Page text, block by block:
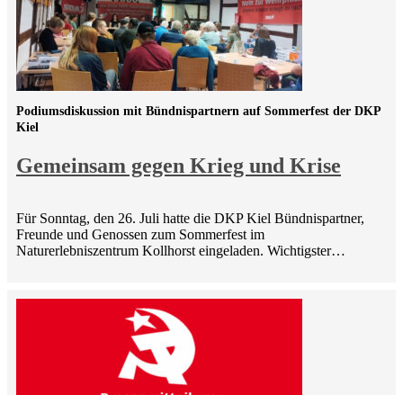
Gemeinsam gegen Krieg und Krise
Podiumsdiskussion mit Bündnispartnern auf Sommerfest der DKP
Kiel
Für Sonntag, den 26. Juli hatte die DKP Kiel Bündnispartner,
Freunde und Genossen zum Sommerfest im
Naturerlebniszentrum Kollhorst eingeladen. Wichtigster…